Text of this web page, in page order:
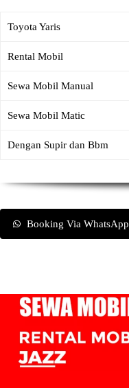
Toyota Yaris
Rental Mobil
Sewa Mobil Manual
Sewa Mobil Matic
Dengan Supir dan Bbm
Booking Via WhatsApp